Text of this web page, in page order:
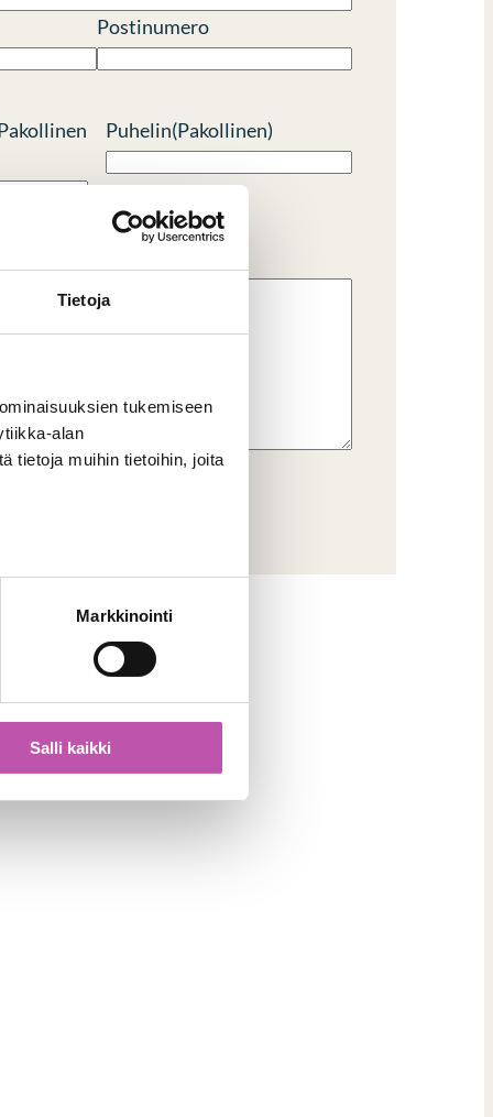
Tietoja
tukemiseen
alan
tietoja muihin tietoihin, joita
Markkinointi
Salli kaikki
Postinumero
Puhelin(Pakollinen)